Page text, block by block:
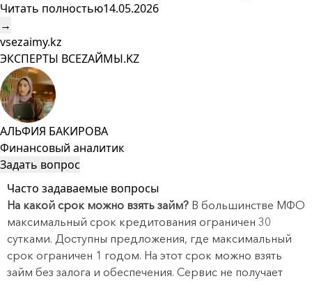
Читать полностью14.05.2026
→
vsezaimy.kz
ЭКСПЕРТЫ ВСЕZAЙМЫ.KZ
АЛЬФИЯ БАКИРОВА
Финансовый аналитик
Задать вопрос
Часто задаваемые вопросы
На какой срок можно взять займ? В большинстве МФО
максимальный срок кредитования ограничен 30
сутками. Доступны предложения, где максимальный
срок ограничен 1 годом. На этот срок можно взять
займ без залога и обеспечения. Сервис не получает